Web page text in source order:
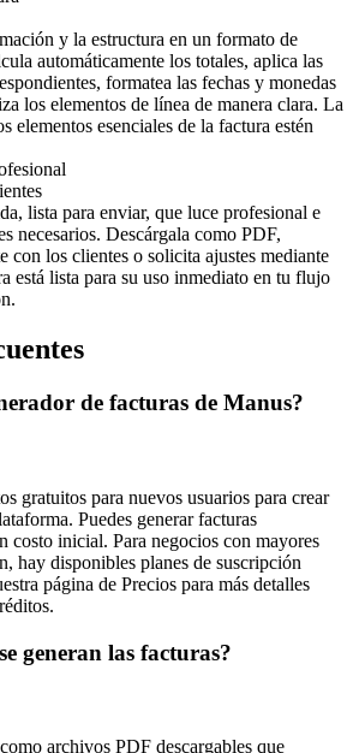
y la estructura en un formato de
automáticamente los totales, aplica las
formatea las fechas y monedas
los elementos de línea de manera clara. La
elementos esenciales de la factura estén
lista para enviar, que luce profesional e
necesarios. Descárgala como PDF,
con los clientes o solicita ajustes mediante
está lista para su uso inmediato en tu flujo
de facturas de Manus?
gratuitos para nuevos usuarios para crear
Puedes generar facturas
costo inicial. Para negocios con mayores
hay disponibles planes de suscripción
página de Precios para más detalles
generan las facturas?
archivos PDF descargables que